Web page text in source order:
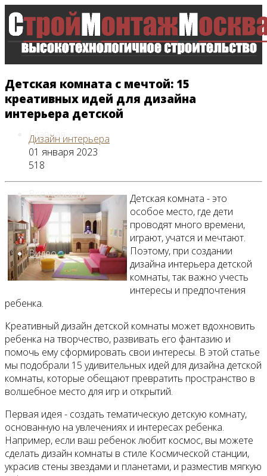
Главная
Все новости
Видео
Детская комната с мечтой: 15
креативных идей для дизайна
интерьера детской
Дизайн интерьера
01 января 2023
518
Детская комната - это
особое место, где дети
проводят много времени,
играют, учатся и мечтают.
Поэтому, при создании
дизайна интерьера детской
комнаты, так важно учесть
интересы и предпочтения
ребенка.
Креативный дизайн детской комнаты может вдохновить
ребенка на творчество, развивать его фантазию и
помочь ему сформировать свои интересы. В этой статье
мы подобрали 15 удивительных идей для дизайна детской
комнаты, которые обещают превратить пространство в
волшебное место для игр и открытий.
Первая идея - создать тематическую детскую комнату,
основанную на увлечениях и интересах ребенка.
Например, если ваш ребенок любит космос, вы можете
сделать дизайн комнаты в стиле Космической станции,
украсив стены звездами и планетами, и разместив мягкую